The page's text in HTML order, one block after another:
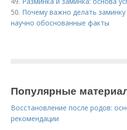
50. Почему важно делать заминку
научно обоснованные факты
Популярные
Восстановление после родов:
рекомендации